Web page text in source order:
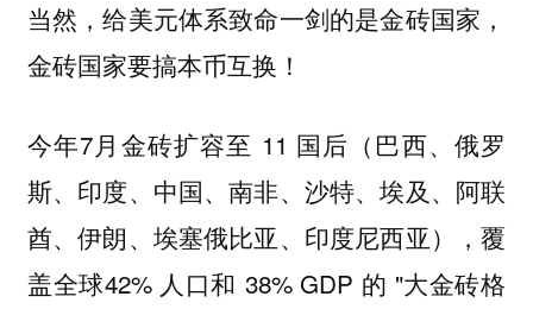
当然，给美元体系致命一剑的是金砖国家，
金砖国家要搞本币互换！
今年7月金砖扩容至 11 国后（巴西、俄罗
斯、印度、中国、南非、沙特、埃及、阿联
酋、伊朗、埃塞俄比亚、印度尼西亚），覆
盖全球42% 人口和 38% GDP 的 "大金砖格